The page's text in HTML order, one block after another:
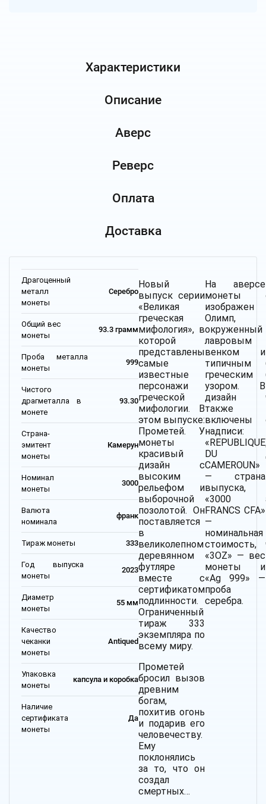
Характеристики
Описание
Аверс
Реверс
Оплата
Доставка
Драгоценный
металл
монеты
Серебро
Общий вес
монеты
93.3 грамм
Проба металла
монеты
999
Чистого
драгметалла в
монете
93.30
Страна-
эмитент
монеты
Камерун
Номинал
монеты
3000
Валюта
номинала
франк
Тираж монеты 333
Год выпуска
монеты
2023
Диаметр
монеты
55 мм
Качество
чеканки
монеты
Antiqued
Упаковка
монеты
капсула и коробка
Наличие
сертификата
монеты
Да
Новый
выпуск серии
«Великая
греческая
мифология», в
которой
представлены
самые
известные
персонажи
греческой
мифологии. В
этом выпуске:
Прометей. У
монеты
красивый
дизайн с
высоким
рельефом и
выборочной
позолотой. Он
поставляется
в
великолепном
деревянном
футляре
вместе с
сертификатом
подлинности.
Ограниченный
тираж 333
экземпляра по
всему миру.
Прометей
бросил вызов
древним
богам,
похитив огонь
и подарив его
человечеству.
Ему
поклонялись
за то, что он
создал
смертных…
На аверсе
монеты
изображен
Олимп,
окруженный
лавровым
венком и
типичным
греческим
узором. В
дизайн
также
включены
надписи:
«REPUBLIQUE
DU
CAMEROUN»
— страна
выпуска,
«3000
FRANCS CFA»
—
номинальная
стоимость,
«3OZ» — вес
монеты и
«Ag 999» —
проба
серебра.